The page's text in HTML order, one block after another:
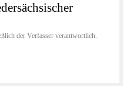
der Verfasser verantwortlich.